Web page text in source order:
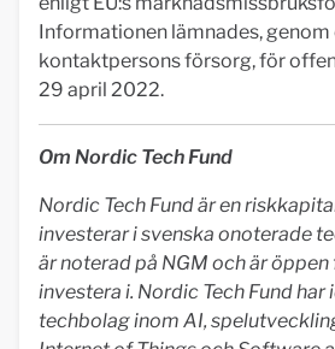
Informationen lämnades,
kontaktpersons försorg, för
29 april 2022.
Om Nordic Tech Fund
Nordic Tech Fund är en
investerar i svenska onoterade
är noterad på NGM och är
investera i. Nordic Tech Fund har
techbolag inom AI,